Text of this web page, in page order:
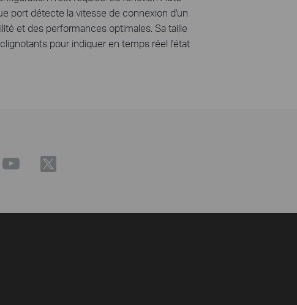
port détecte la vitesse de connexion d'un
et des performances optimales. Sa taille
pour indiquer en temps réel l'état